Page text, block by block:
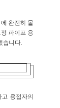
완전히 몰
파이프 용
습니다.
용접자의